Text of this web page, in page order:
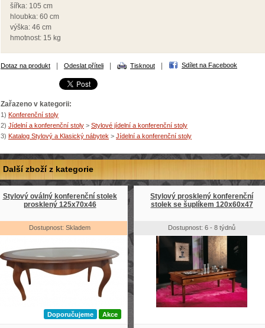
šířka: 105 cm
hloubka: 60 cm
výška: 46 cm
hmotnost: 15 kg
Dotaz na produkt Odeslat příteli Tisknout Sdílet na Facebook
Zařazeno v kategorii:
1) Konferenční stoly
2) Jídelní a konferenční stoly > Stylové jídelní a konferenční stoly
3) Katalog Stylový a Klasický nábytek > Jídelní a konferenční stoly
Další zboží z kategorie
Stylový oválný konferenční stolek
prosklený 125x70x46
Dostupnost: Skladem
Doporučujeme Akce
Stylový prosklený konferenční
stolek se šuplíkem 120x60x47
Dostupnost: 6 - 8 týdnů